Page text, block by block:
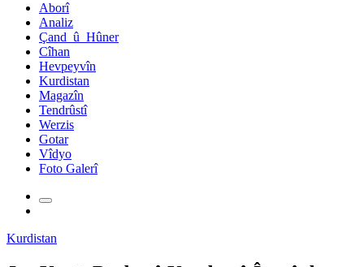
Aborî
Analiz
Çand_û_Hûner
Cîhan
Hevpeyvîn
Kurdistan
Magazîn
Tendrûstî
Werzis
Gotar
Vîdyo
Foto Galerî
Kurdistan